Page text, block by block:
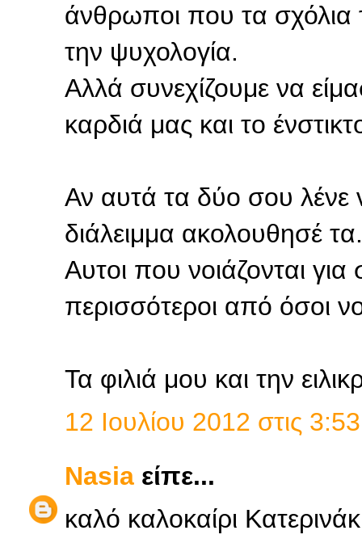
άνθρωποι που τα σχόλια
την ψυχολογία.
Αλλά συνεχίζουμε να
καρδιά μας και το
Αν αυτά τα δύο σου λένε
διάλειμμα ακολουθησέ
Αυτοι που νοιάζονται για
περισσότεροι από όσοι
Τα φιλιά μου και την
12 Ιουλίου 2012 στις
Nasia είπε...
καλό καλοκαίρι